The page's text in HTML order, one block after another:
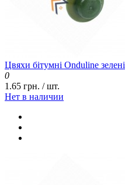
Цвяхи бітумні Onduline зелені
0
1.65 грн. / шт.
Нет в наличии